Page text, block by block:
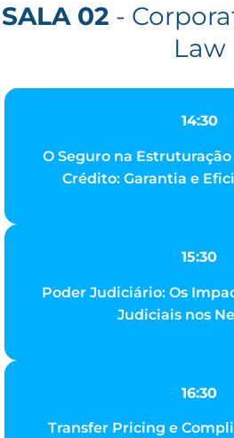
SALA 02 -
Law
14:30
O Seguro na
Crédito: Garantia e
15:30
Poder Judiciário: Os
Judiciais nos
16:30
Transfer Pricing e